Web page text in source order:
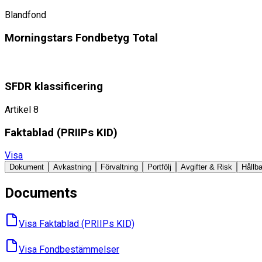
Blandfond
Morningstars Fondbetyg Total
SFDR klassificering
Artikel 8
Faktablad ​(PRIIPs KID)
Visa
Dokument Avkastning Förvaltning Portfölj Avgifter & Risk
Documents
Visa Faktablad ​(PRIIPs KID)
Visa Fondbes­tämmelser